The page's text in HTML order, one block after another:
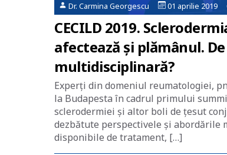
Dr. Carmina Georgescu 01 aprilie 2019
CECILD 2019.
afectează și plămânul.
multidisciplinară?
Experți din domeniul reumatologiei,
la Budapesta în cadrul primului
sclerodermiei și altor boli de țesut
dezbătute perspectivele și
disponibile de tratament, […]